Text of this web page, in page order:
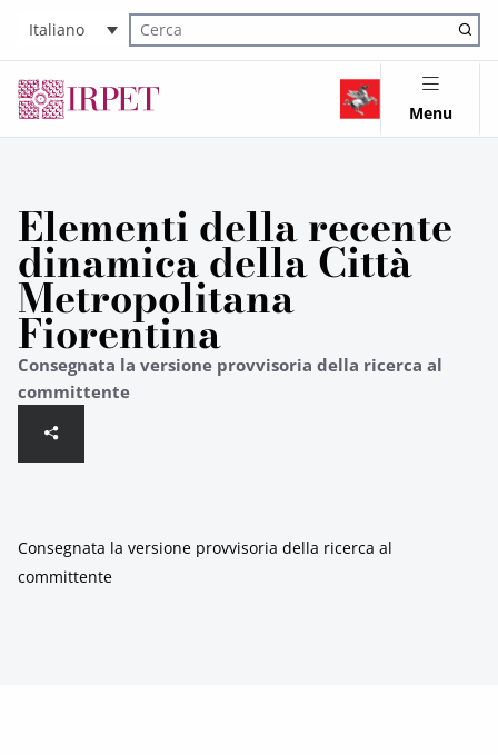
Italiano
Cerca nel sito
Menu
Elementi della recente
dinamica della Città
Metropolitana
Fiorentina
Consegnata la versione provvisoria della ricerca al
committente
Consegnata la versione provvisoria della ricerca al
committente